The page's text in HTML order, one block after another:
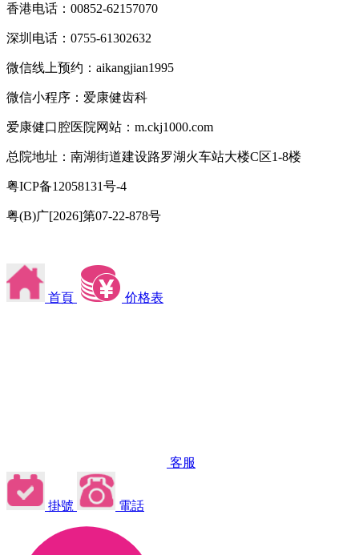
香港电话：00852-62157070
深圳电话：0755-61302632
微信线上预约：aikangjian1995
微信小程序：爱康健齿科
爱康健口腔医院网站：m.ckj1000.com
总院地址：南湖街道建设路罗湖火车站大楼C区1-8楼
粤ICP备12058131号-4
粤(B)广[2026]第07-22-878号
首頁 价格表
客服
掛號 電話